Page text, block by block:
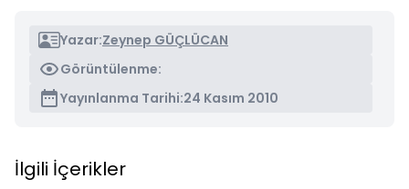
Yazar:Zeynep GÜÇLÜCAN
Görüntülenme:
Yayınlanma Tarihi:24 Kasım 2010
İlgili İçerikler